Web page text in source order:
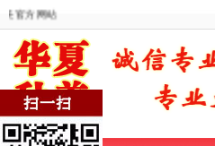
官方网站